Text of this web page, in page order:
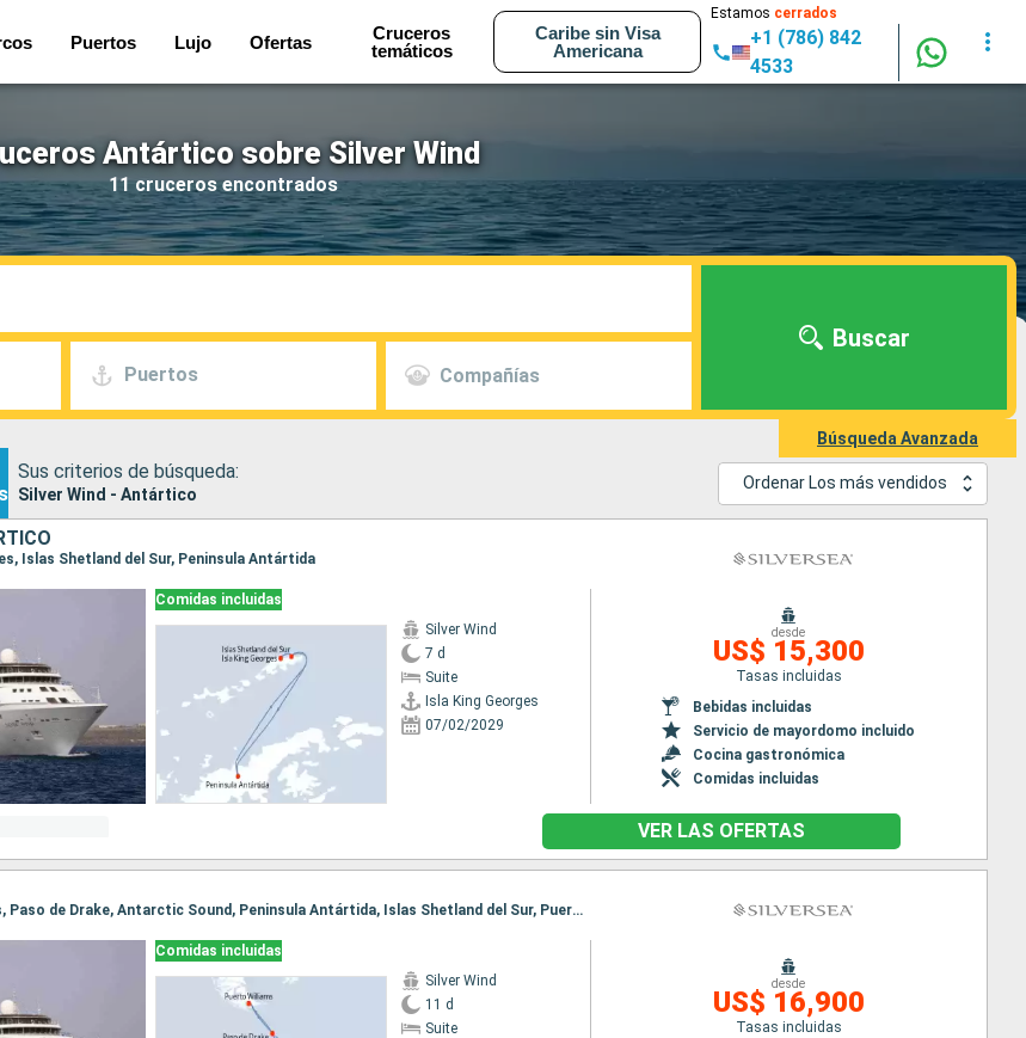
Puertos Lujo Ofertas
Cruceros
temáticos
Caribe sin Visa
Americana
Estamos cerrados
+1 (786) 842
4533
Antártico sobre Silver Wind
11 cruceros encontrados
Puertos Compañías
Buscar
Búsqueda Avanzada
Sus criterios de búsqueda:
Silver Wind - Antártico
Ordenar Los más vendidos
Islas Shetland del Sur, Peninsula Antártida
Comidas incluidas
Silver Wind
7 d
Suite
Isla King Georges
07/02/2029
desde
US$ 15,300
Tasas incluidas
Bebidas incluidas
Servicio de mayordomo incluido
Cocina gastronómica
Comidas incluidas
VER LAS OFERTAS
Itinerario : Puerto Williams, Paso de Drake, Antarctic Sound, Peninsula Antártida, Islas Shetland del Sur, Puerto Williams, Paso de Drake, Antarctic Sound, Peninsula Antártida, Islas Shetland del Sur, Paso de Drake, Puerto Williams
Comidas incluidas
Silver Wind
11 d
Suite
desde
US$ 16,900
Tasas incluidas